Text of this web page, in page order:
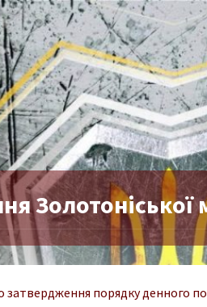
Золотоніської
затвердження порядку денного